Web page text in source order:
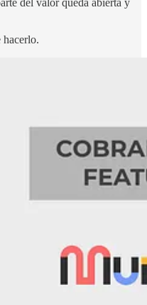
del valor queda abierta y
hacerlo.